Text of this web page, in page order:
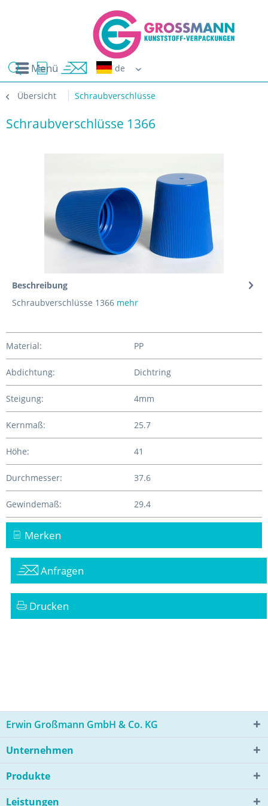
Menü
Übersicht Schraubverschlüsse
Schraubverschlüsse 1366
Beschreibung
Schraubverschlüsse 1366 mehr
Material: PP
Abdichtung: Dichtring
Steigung: 4mm
Kernmaß: 25.7
Höhe: 41
Durchmesser: 37.6
Gewindemaß: 29.4
Merken
Anfragen
Drucken
Erwin Großmann GmbH & Co. KG
Unternehmen
Produkte
Leistungen